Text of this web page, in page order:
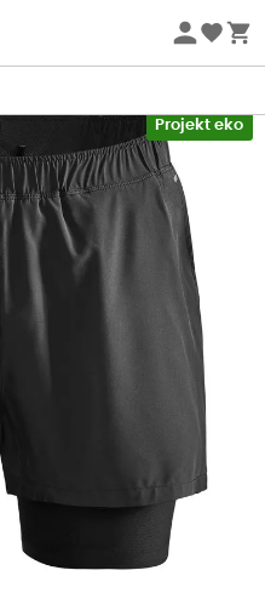
przy zakupie 2
Projekt eko